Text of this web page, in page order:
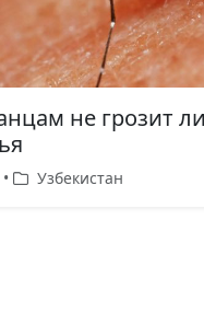
не грозит
Узбекистан